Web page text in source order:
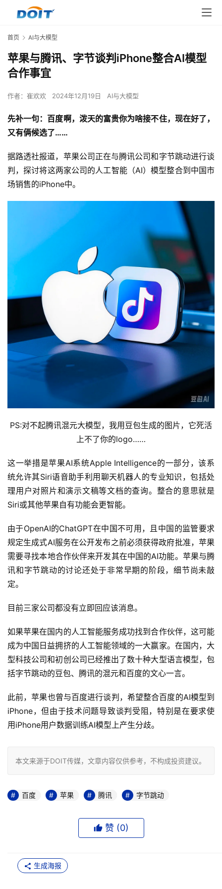
首页 AI与大模型
苹果与腾讯、字节谈判iPhone整合AI模型
合作事宜
作者： 崔欢欢 2024年12月19日 AI与大模型
先补一句：百度啊，泼天的富贵你为啥接不住，现在好了，
又有俩候选了……
据路透社报道，苹果公司正在与腾讯公司和字节跳动进行谈
判，探讨将这两家公司的人工智能（AI）模型整合到中国市
场销售的iPhone中。
PS:对不起腾讯混元大模型，我用豆包生成的图片，它死活
上不了你的logo……
这一举措是苹果AI系统Apple Intelligence的一部分，该系
统允许其Siri语音助手利用聊天机器人的专业知识，包括处
理用户对照片和演示文稿等文档的查询。整合的意思就是
Siri或其他苹果自有功能会更智能。
由于OpenAI的ChatGPT在中国不可用，且中国的监管要求
规定生成式AI服务在公开发布之前必须获得政府批准，苹果
需要寻找本地合作伙伴来开发其在中国的AI功能。苹果与腾
讯和字节跳动的讨论还处于非常早期的阶段，细节尚未敲
定。
目前三家公司都没有立即回应该消息。
如果苹果在国内的人工智能服务成功找到合作伙伴，这可能
成为中国日益拥挤的人工智能领域的一大赢家。在国内，大
型科技公司和初创公司已经推出了数十种大型语言模型，包
括字节跳动的豆包、腾讯的混元和百度的文心一言。
此前，苹果也曾与百度进行谈判，希望整合百度的AI模型到
iPhone，但由于技术问题导致谈判受阻，特别是在要求使
用iPhone用户数据训练AI模型上产生分歧。
本文来源于DOIT传媒，文章内容仅供参考，不构成投资建议。
百度 苹果 腾讯 字节跳动
赞 (0)
生成海报